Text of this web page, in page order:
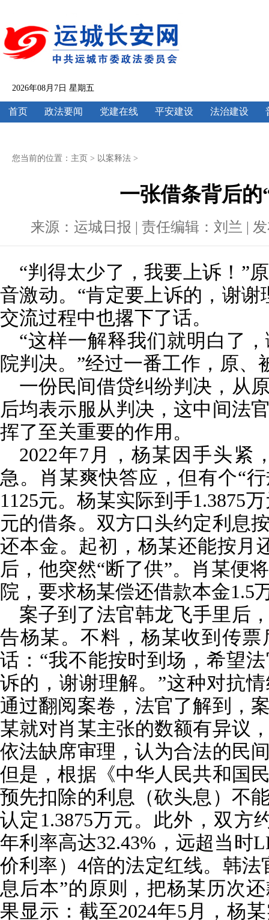
2026年08月7日 星期五
首页 政法要闻 党建在线 平安建设 法治建设
您当前的位置： 主页 > 以案释法 >
一张借条背后的
来源：运城日报 | 责任编辑：刘兰 |
“判得太少了，我要上诉！”
音激动。“肯定要上诉的，谢谢
交流过程中也撂下了话。
“这样一解释我们就明白了
院判决。”经过一番工作，原、
一份民间借贷纠纷判决，从
后均表示服从判决，这中间法
挥了至关重要的作用。
2022年7月，杨某因手头紧
急。肖某爽快答应，但有个“
1125元。杨某实际到手1.3875
元的借条。双方口头约定利息
还本金。起初，杨某还能按月
后，他突然“断了供”。肖某便
院，要求杨某偿还借款本金1.5
案子到了法官韩龙飞手里后
告杨某。不料，杨某收到传
话：“我不能按时到场，希望
诉的，谢谢理解。”这种对抗
通过翻阅案卷，法官了解到，
某就对肖某主张的数额有异议
依法缺席审理，认为合法的民
但是，根据《中华人民共和国
预先扣除的利息（砍头息）不
认定1.3875万元。此外，双方
年利率高达32.43%，远超当时
价利率）4倍的法定红线。韩法
息后本”的原则，把杨某历次
果显示：截至2024年5月，杨